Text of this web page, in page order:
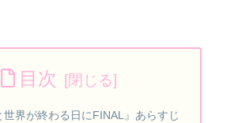
目次
世界が終わる日にFINAL』あらすじ